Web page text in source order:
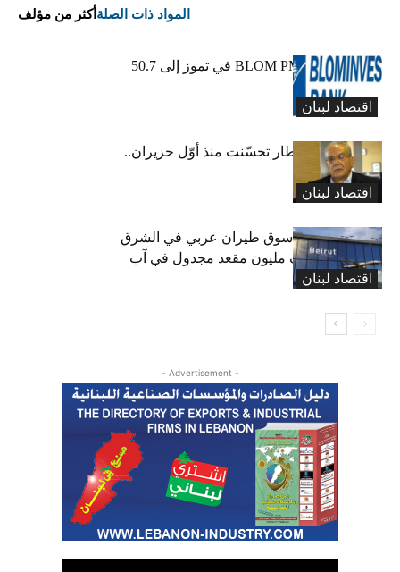
المواد ذات الصلة أكثر من مؤلف
اقتصاد لبنان
ارتفاع مؤشر BLOM PMI في تموز إلى 50.7
نقطة
اقتصاد لبنان
عبود: حركة المطار تحسّنت منذ أوّل حزيران..
ولكن
اقتصاد لبنان
لبنان ثامن أكبر سوق طيران عربي في الشرق
الأوسط… نصف مليون مقعد مجدول في آب
(انفوغراف)
- Advertisement -